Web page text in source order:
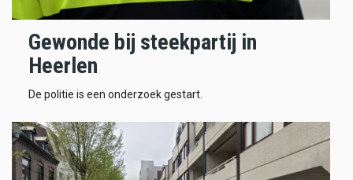
Gewonde bij steekpartij in
Heerlen
De politie is een onderzoek gestart.